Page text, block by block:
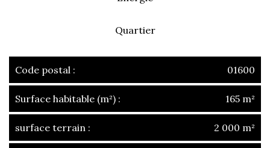
Quartier
Code postal : 01600
Surface habitable (m²) : 165 m²
surface terrain : 2 000 m²